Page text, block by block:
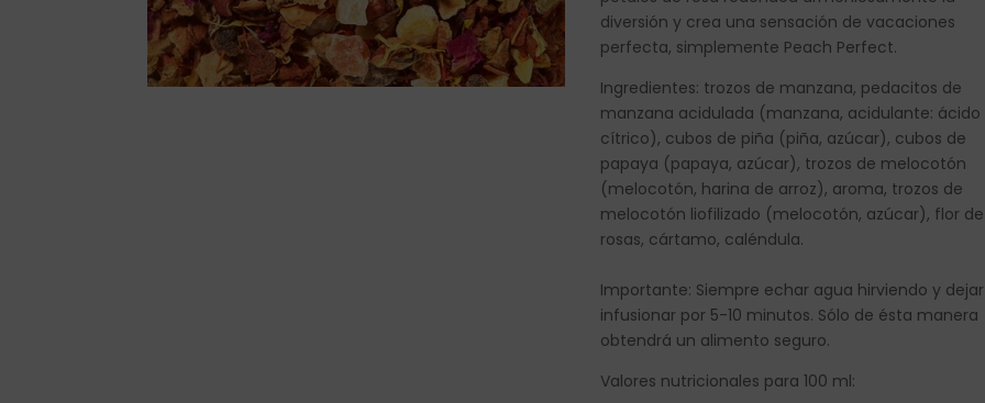
diversión y crea una sensación de vacaciones
perfecta, simplemente Peach Perfect.
Ingredientes: trozos de manzana, pedacitos de
manzana acidulada (manzana, acidulante: ácido
cítrico), cubos de piña (piña, azúcar), cubos de
papaya (papaya, azúcar), trozos de melocotón
(melocotón, harina de arroz), aroma, trozos de
melocotón liofilizado (melocotón, azúcar), flor de
rosas, cártamo, caléndula.
Importante: Siempre echar agua hirviendo y dejar
infusionar por 5-10 minutos. Sólo de ésta manera
obtendrá un alimento seguro.
Valores nutricionales para 100 ml: